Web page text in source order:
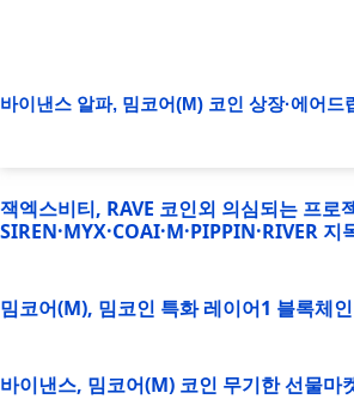
바이낸스 알파, 밈코어(M) 코인 상장·에어드
잭엑스비티, RAVE 코인외 의심되는 프로
SIREN·MYX·COAI·M·PIPPIN·RIVER 지
밈코어(M), 밈코인 특화 레이어1 블록체
바이낸스, 밈코어(M) 코인 무기한 선물마